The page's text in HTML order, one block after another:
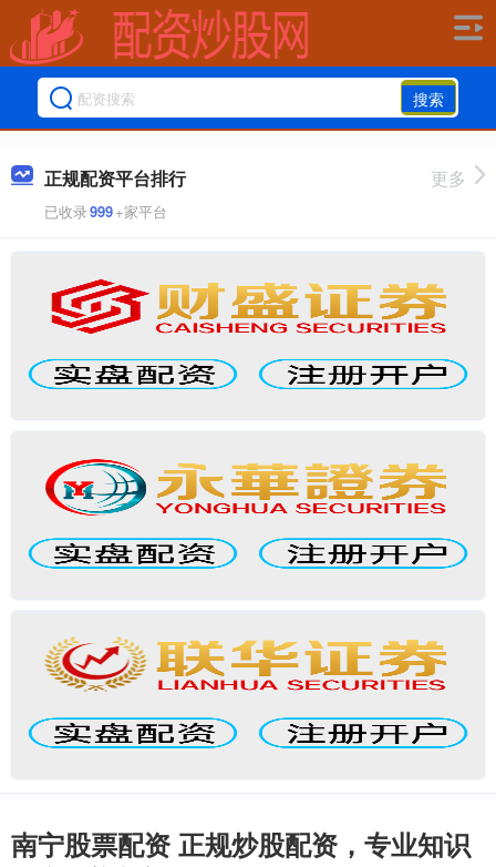
搜索
正规配资平台排行
已收录999+家平台
更多
南宁股票配资 正规炒股配资，专业知识